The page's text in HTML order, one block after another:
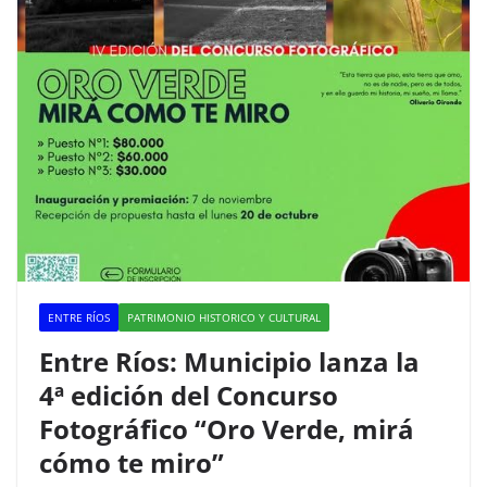
ENTRE RÍOS PATRIMONIO HISTORICO Y CULTURAL
Entre Ríos: Municipio lanza la
4ª edición del Concurso
Fotográfico “Oro Verde, mirá
cómo te miro”